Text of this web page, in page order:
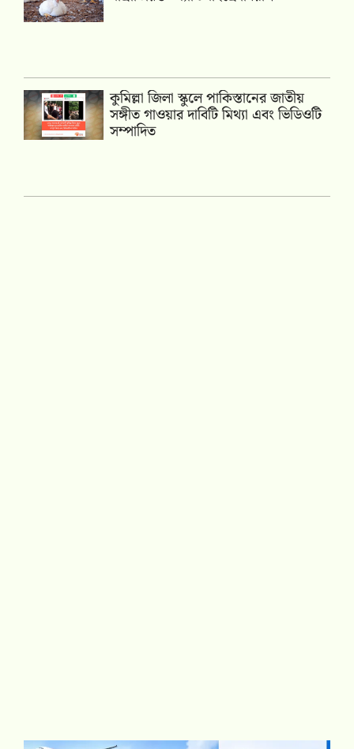
কুমিল্লা জিলা স্কুলে পাকিস্তানের জাতীয়
সঙ্গীত গাওয়ার দাবিটি মিথ্যা এবং ভিডিওটি
সম্পাদিত